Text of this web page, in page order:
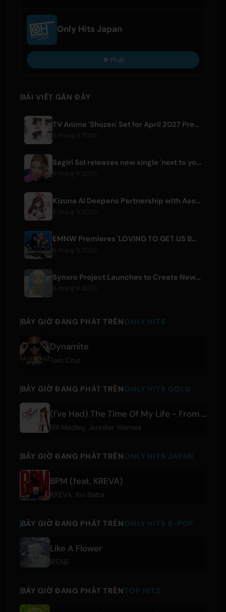
Only Hits Japan
Phát
BÀI VIẾT GẦN ĐÂY
TV Anime 'Shozen' Set for April 2027 Premiere on Fuji TV
Sagiri Sol releases new single 'next to your love' after hiatus
Kizuna AI Deepens Partnership with Asobisystem Ahead of 10th Anniversary World Tour
EMNW Premieres 'LOVING TO GET US BY' Music Video on August 7
Synxro Project Launches to Create New IP from Fictional Anime Openings
BÂY GIỜ ĐANG PHÁT TRÊNONLY HITS
Dynamite
Taio Cruz
BÂY GIỜ ĐANG PHÁT TRÊNONLY HITS GOLD
(I've Had) The Time Of My Life - From 'Dirty Dancing' Soundtrack
Bill Medley, Jennifer Warnes
BÂY GIỜ ĐANG PHÁT TRÊNONLY HITS JAPAN
BPM (feat. KREVA)
KREVA Kvi Baba
BÂY GIỜ ĐANG PHÁT TRÊNONLY HITS K-POP
Like A Flower
IRENE
BÂY GIỜ ĐANG PHÁT TRÊNTOP HITS